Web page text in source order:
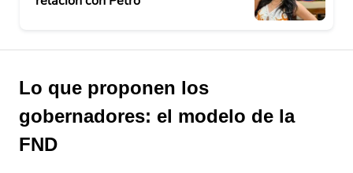
Lo que proponen los
gobernadores: el modelo de la
FND